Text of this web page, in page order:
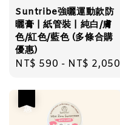
Suntribe強曬運動款防
曬膏 | 紙管裝 | 純白/膚
色/紅色/藍色 (多條合購
優惠)
Regular
NT$ 590 - NT$ 2,050